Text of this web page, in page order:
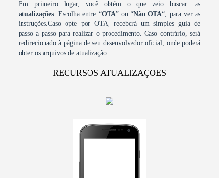
Em primeiro lugar, você obtém o que veio buscar: as
atualizações. Escolha entre “OTA” ou “Não OTA“, para ver as
instruções.Caso opte por OTA, receberá um simples guia de
passo a passo para realizar o procedimento. Caso contrário, será
redirecionado à página de seu desenvolvedor oficial, onde poderá
obter os arquivos de atualização.
RECURSOS ATUALIZAÇOES